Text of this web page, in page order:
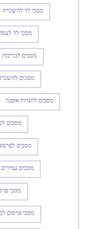
מסכי לד להשכרה
מסכי לד
מסכים לבריכות
מסכים
מסכים לחנויות אופנה
מסכים
מסכים
מסכים
מסכי
מסכי פרסום